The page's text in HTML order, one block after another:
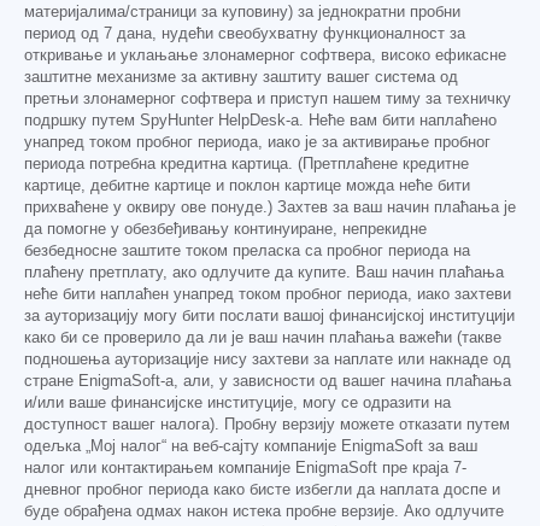
материјалима/страници за куповину) за једнократни пробни
период од 7 дана, нудећи свеобухватну функционалност за
откривање и уклањање злонамерног софтвера, високо ефикасне
заштитне механизме за активну заштиту вашег система од
претњи злонамерног софтвера и приступ нашем тиму за техничку
подршку путем SpyHunter HelpDesk-а. Неће вам бити наплаћено
унапред током пробног периода, иако је за активирање пробног
периода потребна кредитна картица. (Претплаћене кредитне
картице, дебитне картице и поклон картице можда неће бити
прихваћене у оквиру ове понуде.) Захтев за ваш начин плаћања је
да помогне у обезбеђивању континуиране, непрекидне
безбедносне заштите током преласка са пробног периода на
плаћену претплату, ако одлучите да купите. Ваш начин плаћања
неће бити наплаћен унапред током пробног периода, иако захтеви
за ауторизацију могу бити послати вашој финансијској институцији
како би се проверило да ли је ваш начин плаћања важећи (такве
подношења ауторизације нису захтеви за наплате или накнаде од
стране EnigmaSoft-а, али, у зависности од вашег начина плаћања
и/или ваше финансијске институције, могу се одразити на
доступност вашег налога). Пробну верзију можете отказати путем
одељка „Мој налог“ на веб-сајту компаније EnigmaSoft за ваш
налог или контактирањем компаније EnigmaSoft пре краја 7-
дневног пробног периода како бисте избегли да наплата доспе и
буде обрађена одмах након истека пробне верзије. Ако одлучите